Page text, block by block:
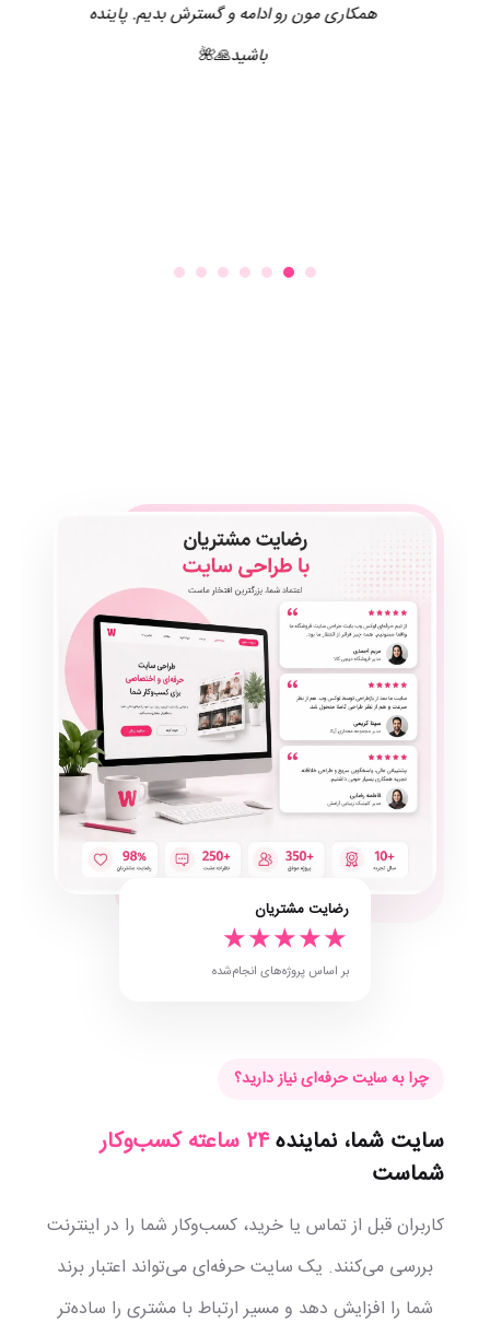
همکاری مون رو ادامه و گسترش بدیم. پاینده
باشید🙏🌺
رضایت مشتریان
★★★★★
بر اساس پروژه‌های انجام‌شده
چرا به سایت حرفه‌ای نیاز دارید؟
سایت شما، نماینده۲۴ ساعته کسب‌وکار
شماست
کاربران قبل از تماس یا خرید، کسب‌وکار شما را در اینترنت
بررسی می‌کنند. یک سایت حرفه‌ای می‌تواند اعتبار برند
شما را افزایش دهد و مسیر ارتباط با مشتری را ساده‌تر